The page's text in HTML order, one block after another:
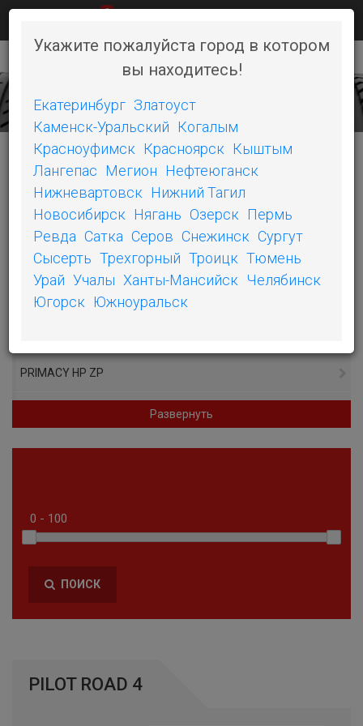
Укажите пожалуйста город в котором
вы находитесь!
Екатеринбург Златоуст
Каменск-Уральский Когалым
Красноуфимск Красноярск Кыштым
Лангепас Мегион Нефтеюганск
Нижневартовск Нижний Тагил
Новосибирск Нягань Озерск Пермь
Ревда Сатка Серов Снежинск Сургут
Сысерть Трехгорный Троицк Тюмень
Урай Учалы Ханты-Мансийск Челябинск
Югорск Южноуральск
0
КАТЕГОРИИ
POWER PURE SC
PILOT SPORT 4
PRIMACY LC
PRIMACY HP ZP
PILOT ALPIN 5 SUV ZP
PILOT SPORT A/S PLUS
Развернуть
ПОИСК
PILOT ROAD 4